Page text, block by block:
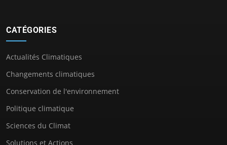
CATÉGORIES
Actualités Climatiques
Changements climatiques
Conservation de l'environnement
Politique climatique
Sciences du Climat
Solutions et Actions